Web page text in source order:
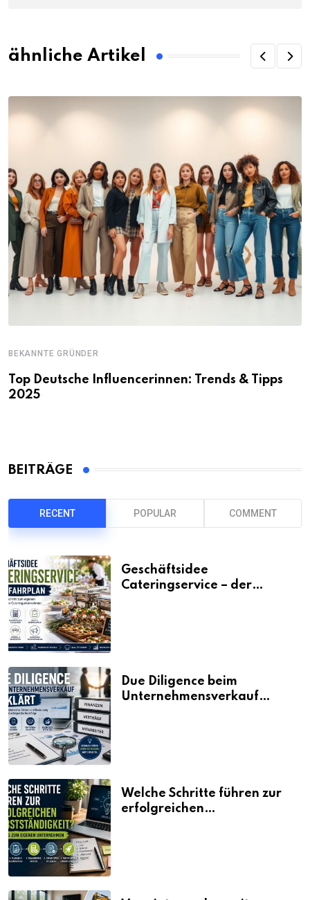
ähnliche Artikel
BEKANNTE GRÜNDER
Top Deutsche Influencerinnen: Trends & Tipps
2025
BEITRÄGE
RECENT POPULAR COMMENT
Geschäftsidee
Cateringservice – der
Due Diligence beim
Unternehmensverkauf
Welche Schritte führen zur
erfolgreichen